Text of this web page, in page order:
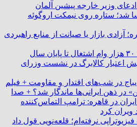
وزیر خارجه پیشین آلمان
شد؛ ستاره روی نیمکت اروگوئه
آزادی بازار یا صیانت از منابع راهبردی
اعتبار کالابرگ در نشست وزرای
در شب‌های اقتدار و مقاومت + فیلم
در ذهن ایرانی‌ها ماندگار شد؟ + صدا
در قاهره: ترامپ التماس‌کننده
کرد
است فیزیوتراپی نرفته‌ام؛ قلعه‌نویی قول داد